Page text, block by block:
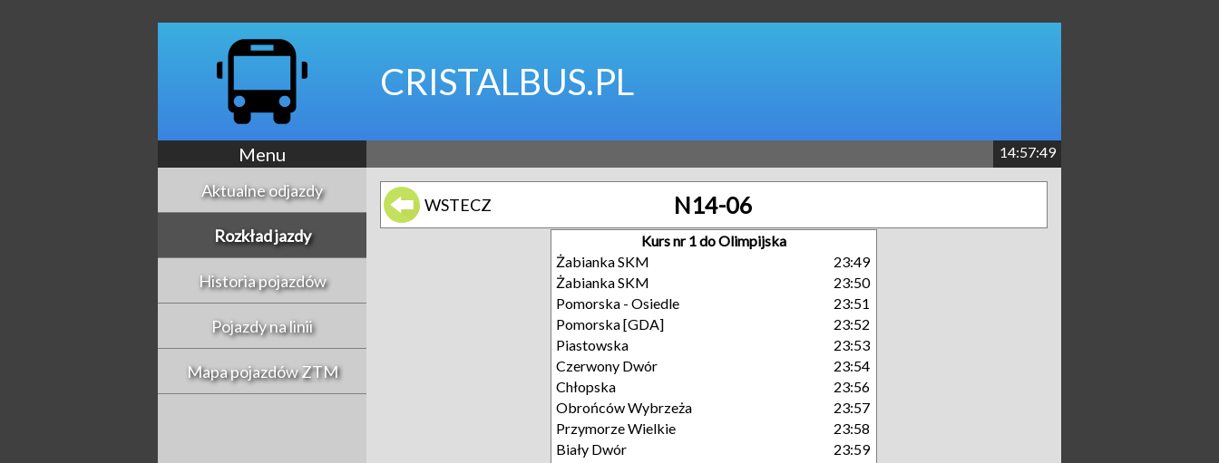
CRISTALBUS.PL
Menu 14:57:49
Aktualne odjazdy
Rozkład jazdy
Historia pojazdów
Pojazdy na linii
Mapa pojazdów ZTM
WSTECZ N14-06
Kurs nr 1 do Olimpijska
Żabianka SKM
23:49
Żabianka SKM
23:50
Pomorska - Osiedle
23:51
Pomorska [GDA]
23:52
Piastowska
23:53
Czerwony Dwór
23:54
Chłopska
23:56
Obrońców Wybrzeża
23:57
Przymorze Wielkie
23:58
Biały Dwór
23:59